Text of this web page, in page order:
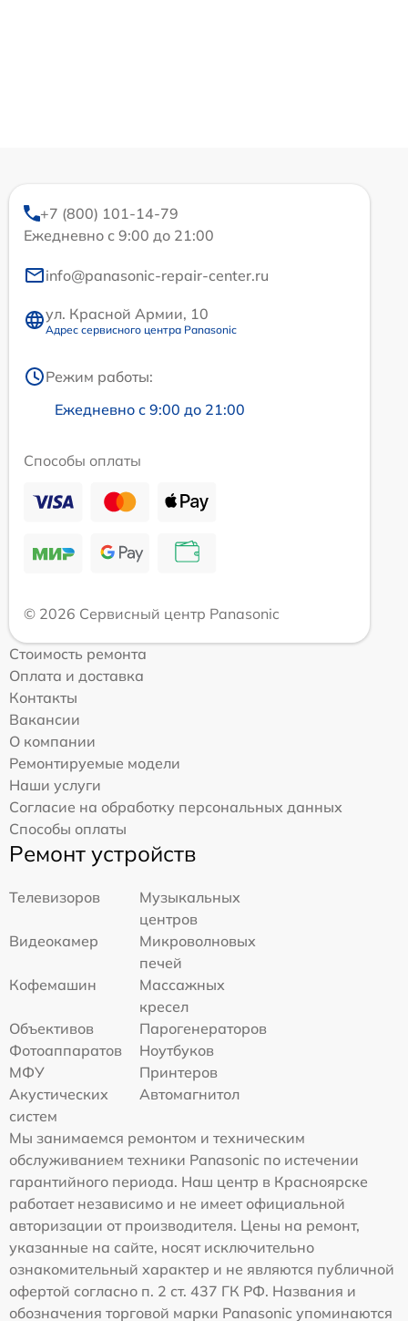
+7 (800) 101-14-79
Ежедневно с 9:00 до 21:00
info@panasonic-repair-center.ru
ул. Красной Армии, 10
Адрес сервисного центра Panasonic
Режим работы:
Ежедневно с 9:00 до 21:00
Способы оплаты
© 2026 Сервисный центр Panasonic
Стоимость ремонта
Оплата и доставка
Контакты
Вакансии
О компании
Ремонтируемые модели
Наши услуги
Согласие на обработку персональных данных
Способы оплаты
Ремонт устройств
Телевизоров
Музыкальных
центров
Видеокамер
Микроволновых
печей
Кофемашин
Массажных
кресел
Объективов
Парогенераторов
Фотоаппаратов
Ноутбуков
МФУ
Принтеров
Акустических
систем
Автомагнитол
Мы занимаемся ремонтом и техническим
обслуживанием техники Panasonic по истечении
гарантийного периода. Наш центр в Красноярске
работает независимо и не имеет официальной
авторизации от производителя. Цены на ремонт,
указанные на сайте, носят исключительно
ознакомительный характер и не являются публичной
офертой согласно п. 2 ст. 437 ГК РФ. Названия и
обозначения торговой марки Panasonic упоминаются